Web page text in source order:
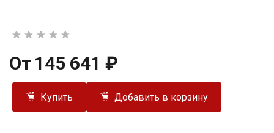
От 145 641 ₽
Купить Добавить в корзину